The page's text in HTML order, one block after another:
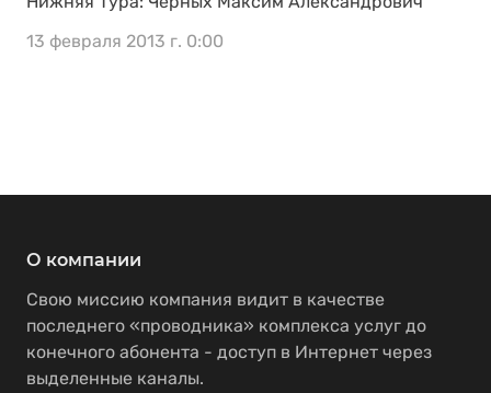
13 февраля 2013 г. 0:00
О компании
Свою миссию компания видит в качестве
последнего «проводника» комплекса услуг до
конечного абонента - доступ в Интернет через
выделенные каналы.